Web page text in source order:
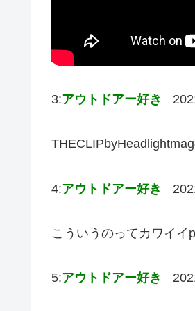
3:アウトドアー好き
4:アウトドアー好き
こういうのってカワイイ
5:アウトドアー好き